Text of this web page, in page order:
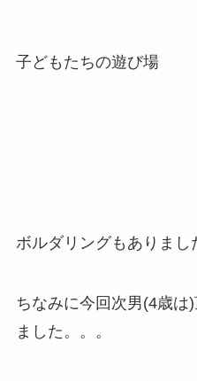
子どもたちの遊び場
ボルダリングもありまし
ちなみに今回次男(4歳は
ました。。。